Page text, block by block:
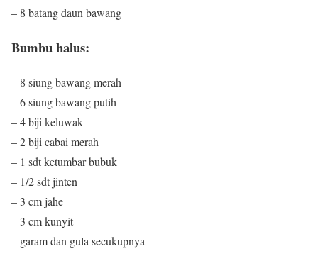
– 8 batang daun bawang
Bumbu halus:
– 8 siung bawang merah
– 6 siung bawang putih
– 4 biji keluwak
– 2 biji cabai merah
– 1 sdt ketumbar bubuk
– 1/2 sdt jinten
– 3 cm jahe
– 3 cm kunyit
– garam dan gula secukupnya